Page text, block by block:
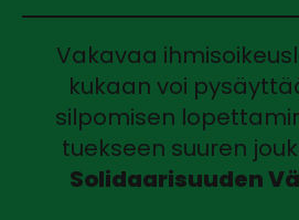
Vakavaa
kukaan voi
silpomisen
tuekseen suuren
Solidaarisuuden